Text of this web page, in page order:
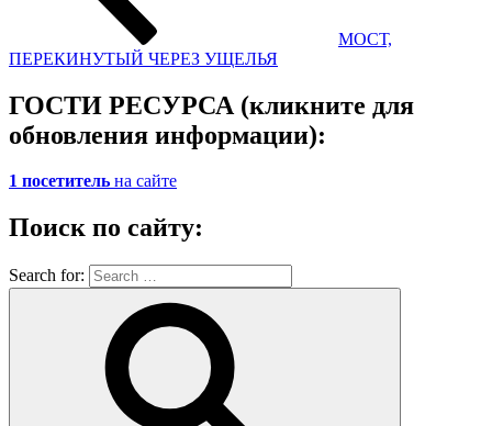
МОСТ,
ПЕРЕКИНУТЫЙ ЧЕРЕЗ УЩЕЛЬЯ
ГОСТИ РЕСУРСА (кликните для
обновления информации):
1 посетитель на сайте
Поиск по сайту:
Search for: